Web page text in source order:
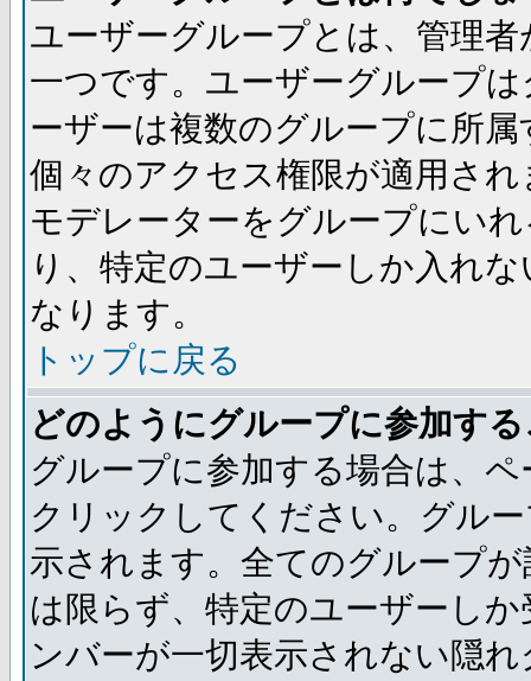
ユーザーグループとは、管理
一つです。ユーザーグループ
ーザーは複数のグループに所
個々のアクセス権限が適用さ
モデレーターをグループにい
り、特定のユーザーしか入れ
なります。
トップに戻る
どのようにグループに参加す
グループに参加する場合は、
クリックしてください。グル
示されます。全てのグループ
は限らず、特定のユーザーし
ンバーが一切表示されない隠